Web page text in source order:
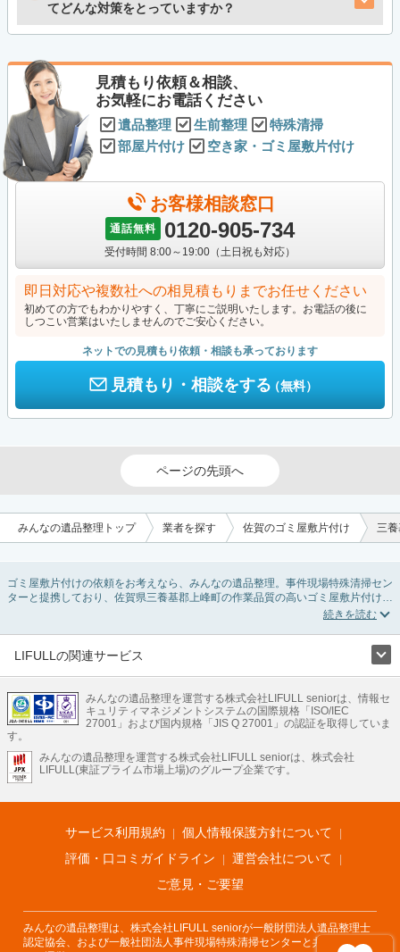
てどんな対策をとっていますか？
見積もり依頼＆相談、
お気軽にお電話ください
遺品整理 生前整理
特殊清掃
部屋片付け
空き家・ゴミ屋敷片付け
お客様相談窓口
通話無料 0120-905-734
受付時間 8:00～19:00（土日祝も対応）
即日対応や複数社への相見積もりまでお任せください
初めての方でもわかりやすく、丁寧にご説明いたします。お電話の後に
しつこい営業はいたしませんのでご安心ください。
ネットでの見積もり依頼・相談も承っております
見積もり・相談をする（無料）
ページの先頭へ
みんなの遺品整理トップ 業者を探す 佐賀のゴミ屋敷片付け 三
ゴミ屋敷片付けの依頼をお考えなら、みんなの遺品整理。事件現場特殊清掃セン
ターと提携しており、佐賀県三養基郡上峰町の作業品質の高いゴミ屋敷片付け業
者を掲載しています。汚部屋の片付けに伴う不用品の処分・回収・引き取りか
臭脱臭など絞り込み条件を利用し検索してみましょう。ゴミ屋敷になってしまう
方は高齢で体力的に掃除するのが難しい、認知症やセルフネグレクトになってし
またお役立ち情報も豊富なので、部屋を埋めつくす大量のゴミを自力で片付ける
方法についてもチェックしてみてください。
LIFULLの関連サービス
不動産・住宅
引越し 老人ホーム 地方創生
ママの就労支援
不動産クラウドファンディング 遺品整理 老後の暮らし情報
LIFULL HOME'Sのサービス
不動産・住宅
不動産査定 マンション専門売却査定 不動産投資 アドバイザー
不動産アーカイブ
空き家バンク 家賃相場 不動産会社
不動産用語集 住まいのお役立ち情報
LIFULL HOME'S PRESS
不動産転職
みんなの遺品整理を運営する株式会社LIFULL seniorは、情報セ
キュリティマネジメントシステムの国際規格「ISO/IEC
27001」および国内規格「JIS Q 27001」の認証を取得していま
す。
みんなの遺品整理を運営する株式会社LIFULL seniorは、株式会社
LIFULL(東証プライム市場上場)のグループ企業です。
サービス利用規約
個人情報保護方針について
評価・口コミガイドライン
運営会社について
ご意見・ご要望
みんなの遺品整理は、株式会社LIFULL seniorが一般財団法人遺品整理士
認定協会、および一般社団法人事件現場特殊清掃センターと共同でサービ